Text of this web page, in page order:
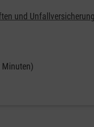
und
Minuten)